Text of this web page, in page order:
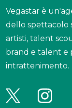
Vegastar è
dello spettacolo
artisti, talent
brand e talent e
intrattenimento.